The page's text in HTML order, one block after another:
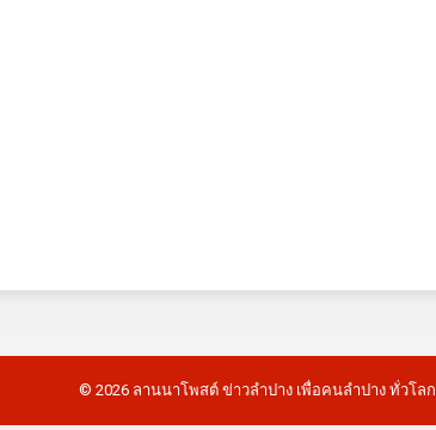
© 2026 ลานนาโพสต์ ข่าวลำปาง เพื่อคนลำปาง ทั่วโลก